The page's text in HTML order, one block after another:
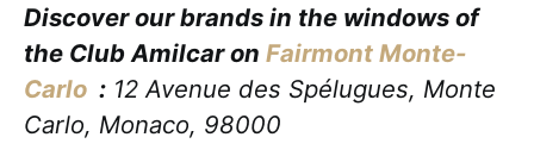
Discover our brands in the windows of
the Club Amilcar on Fairmont Monte-
Carlo : 12 Avenue des Spélugues, Monte
Carlo, Monaco, 98000